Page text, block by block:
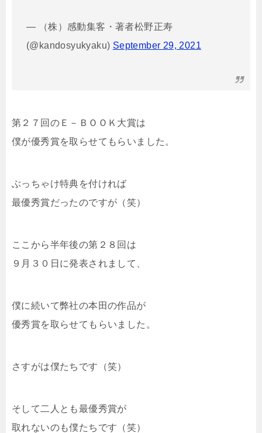
— （株）感動集客・著者松野正寿
(@kandosyukyaku) September 29, 2021
第２７回のＥ－ＢＯＯＫ大賞は
僕が優秀賞を取らせてもらいました。
ぶっちゃけ特典を付ければ
最優秀賞だったのですが（笑）
ここから半年後の第２８回は
９月３０日に発表されまして、
僕に続いて弊社の本田の作品が
優秀賞を取らせてもらいました。
さすがは僕たちです（笑）
そして二人とも最優秀賞が
取れないのも僕たちです（笑）